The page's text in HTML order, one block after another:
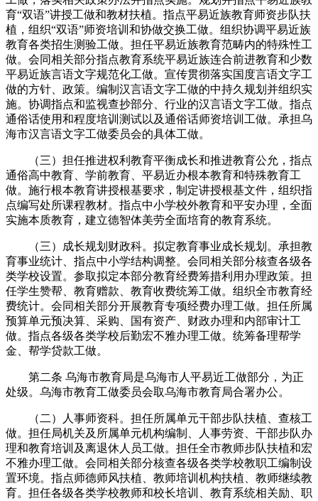
育“双语”讲授工做和教材扶植。指点平易近族教育师资步队扶
植，组织“双语”师资培训和协做交换工做。组织协调平易近族
教育各类招生测验工做。担任平易近族教育范畴内的特殊性工
做。会同相关部分指点教育系统平易近族连合前进教育和少数
平易近族言语文字规范化工做。宣传贯彻落实国度言语文字工
做的方针、政策。编制汉言语文字工做的中持久规划并组织实
施。协调指点和监视查抄部分、行业的汉言语文字工做。指点
通俗话使用和程度培训测试以及通俗话师资培训工做。承担乌
海市汉言语文字工做委员会的具体工做。
（三）担任推进权利教育平衡成长和推进教育公允，指点
通俗高中教育、学前教育、平易近办根本教育和特殊教育工
做。施行根本教育讲授根基要求，制定讲授根基文件，组织指
点编写处所课程教材。指点中小学校外教育和平安办理，全面
实施本质教育，建立德智体美劳全面培育的教育系统。
（三）成长规划财政科。拟定教育事业成长规划。承担教
育事业统计、指点中小学结构调整。会同相关部分核查各级各
类学校设置。参取拟定本部分教育经费筹措利用办理政策。担
任学生赞帮、教育赠款、教育收费统筹工做。组织全市教育经
费统计。会同相关部分开展教育专项经费办理工做。担任所属
预算单元预决算、采购、国有资产、财政办理和内部审计工
做。指点各级各类学校后勤宏不雅办理工做。统筹备理帮学
金、帮学贷款工做。
第二条 乌海市教育局是乌海市人平易近工做部分，为正
处级。乌海市教育工做委员会取乌海市教育局合署办公。
（二）人事师资科。担任所属单元干部步队扶植、查核工
做。担任局机关及所属单元机构编制、人事劳资、干部步队办
理和教育培训及离退休人员工做。担任全市教师步队扶植和宏
不雅办理工做。会同相关部分核查各级各类学校教职工编制设
置环境。指点师德师风扶植、教师培训机构扶植、教师继续教
育。担任各级各类学校教师和校长培训、教育系统相关励、职